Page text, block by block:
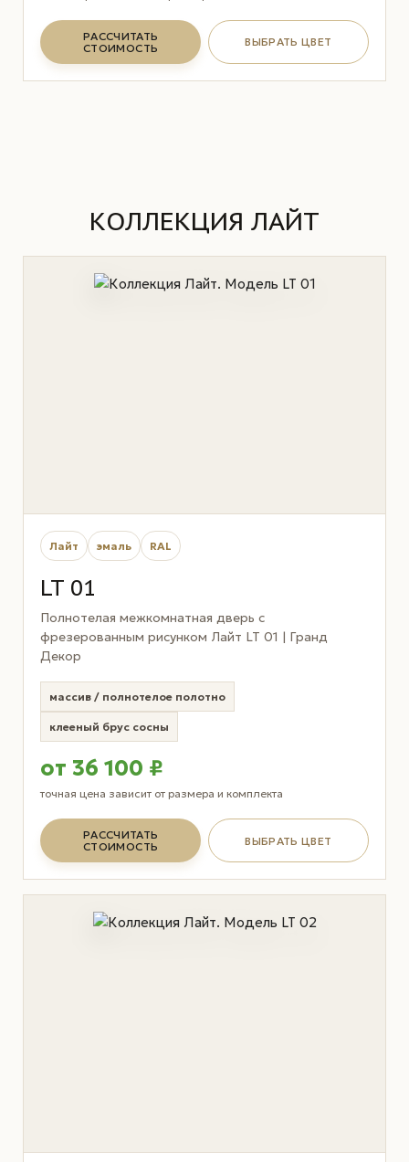
РАССЧИТАТЬ
СТОИМОСТЬ
ВЫБРАТЬ ЦВЕТ
КОЛЛЕКЦИЯ ЛАЙТ
Лайт эмаль RAL
LT 01
Полнотелая межкомнатная дверь с
фрезерованным рисунком Лайт LT 01 | Гранд
Декор
массив / полнотелое полотно
клееный брус сосны
от 36 100 ₽
точная цена зависит от размера и комплекта
РАССЧИТАТЬ
СТОИМОСТЬ
ВЫБРАТЬ ЦВЕТ